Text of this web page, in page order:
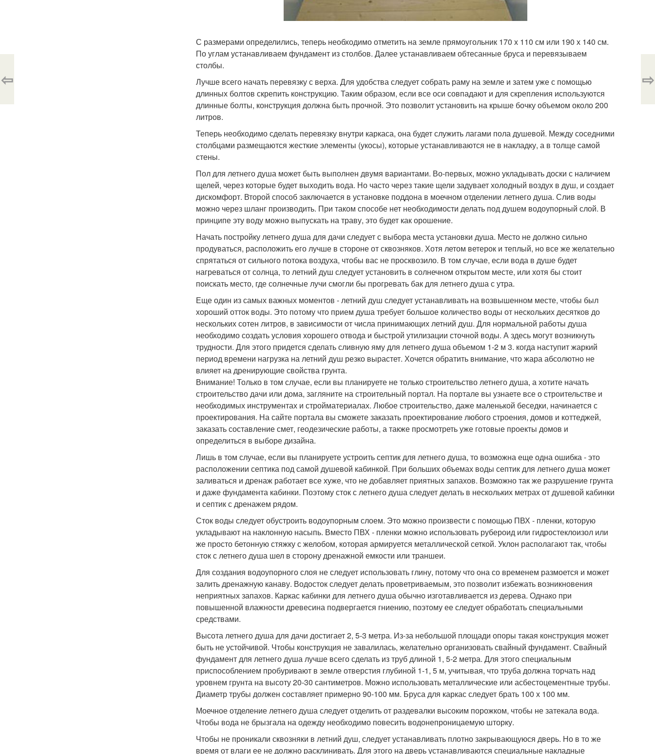
С размерами определились, теперь необходимо отметить на земле прямоугольник 170 х 110 см или 190 х 140 см.
По углам устанавливаем фундамент из столбов. Далее устанавливаем обтесанные бруса и перевязываем
столбы.
Лучше всего начать перевязку с верха. Для удобства следует собрать раму на земле и затем уже с помощью
длинных болтов скрепить конструкцию. Таким образом, если все оси совпадают и для скрепления используются
длинные болты, конструкция должна быть прочной. Это позволит установить на крыше бочку объемом около 200
литров.
Теперь необходимо сделать перевязку внутри каркаса, она будет служить лагами пола душевой. Между соседними
столбцами размещаются жесткие элементы (укосы), которые устанавливаются не в накладку, а в толще самой
стены.
Пол для летнего душа может быть выполнен двумя вариантами. Во-первых, можно укладывать доски с наличием
щелей, через которые будет выходить вода. Но часто через такие щели задувает холодный воздух в душ, и создает
дискомфорт. Второй способ заключается в установке поддона в моечном отделении летнего душа. Слив воды
можно через шланг производить. При таком способе нет необходимости делать под душем водоупорный слой. В
принципе эту воду можно выпускать на траву, это будет как орошение.
Начать постройку летнего душа для дачи следует с выбора места установки душа. Место не должно сильно
продуваться, расположить его лучше в стороне от сквозняков. Хотя летом ветерок и теплый, но все же желательно
спрятаться от сильного потока воздуха, чтобы вас не просквозило. В том случае, если вода в душе будет
нагреваться от солнца, то летний душ следует установить в солнечном открытом месте, или хотя бы стоит
поискать место, где солнечные лучи смогли бы прогревать бак для летнего душа с утра.
Еще один из самых важных моментов - летний душ следует устанавливать на возвышенном месте, чтобы был
хороший отток воды. Это потому что прием душа требует большое количество воды от нескольких десятков до
нескольких сотен литров, в зависимости от числа принимающих летний душ. Для нормальной работы душа
необходимо создать условия хорошего отвода и быстрой утилизации сточной воды. А здесь могут возникнуть
трудности. Для этого придется сделать сливную яму для летнего душа объемом 1-2 м 3. когда наступит жаркий
период времени нагрузка на летний душ резко вырастет. Хочется обратить внимание, что жара абсолютно не
влияет на дренирующие свойства грунта.
Внимание! Только в том случае, если вы планируете не только строительство летнего душа, а хотите начать
строительство дачи или дома, загляните на строительный портал. На портале вы узнаете все о строительстве и
необходимых инструментах и стройматериалах. Любое строительство, даже маленькой беседки, начинается с
проектирования. На сайте портала вы сможете заказать проектирование любого строения, домов и коттеджей,
заказать составление смет, геодезические работы, а также просмотреть уже готовые проекты домов и
определиться в выборе дизайна.
Лишь в том случае, если вы планируете устроить септик для летнего душа, то возможна еще одна ошибка - это
расположении септика под самой душевой кабинкой. При больших объемах воды септик для летнего душа может
заливаться и дренаж работает все хуже, что не добавляет приятных запахов. Возможно так же разрушение грунта
и даже фундамента кабинки. Поэтому сток с летнего душа следует делать в нескольких метрах от душевой кабинки
и септик с дренажем рядом.
Сток воды следует обустроить водоупорным слоем. Это можно произвести с помощью ПВХ - пленки, которую
укладывают на наклонную насыпь. Вместо ПВХ - пленки можно использовать рубероид или гидростеклоизол или
же просто бетонную стяжку с желобом, которая армируется металлической сеткой. Уклон располагают так, чтобы
сток с летнего душа шел в сторону дренажной емкости или траншеи.
Для создания водоупорного слоя не следует использовать глину, потому что она со временем размоется и может
залить дренажную канаву. Водосток следует делать проветриваемым, это позволит избежать возникновения
неприятных запахов. Каркас кабинки для летнего душа обычно изготавливается из дерева. Однако при
повышенной влажности древесина подвергается гниению, поэтому ее следует обработать специальными
средствами.
Высота летнего душа для дачи достигает 2, 5-3 метра. Из-за небольшой площади опоры такая конструкция может
быть не устойчивой. Чтобы конструкция не завалилась, желательно организовать свайный фундамент. Свайный
фундамент для летнего душа лучше всего сделать из труб длиной 1, 5-2 метра. Для этого специальным
приспособлением пробуривают в земле отверстия глубиной 1-1, 5 м, учитывая, что труба должна торчать над
уровнем грунта на высоту 20-30 сантиметров. Можно использовать металлические или асбестоцементные трубы.
Диаметр трубы должен составляет примерно 90-100 мм. Бруса для каркас следует брать 100 х 100 мм.
Моечное отделение летнего душа следует отделить от раздевалки высоким порожком, чтобы не затекала вода.
Чтобы вода не брызгала на одежду необходимо повесить водонепроницаемую шторку.
Чтобы не проникали сквозняки в летний душ, следует устанавливать плотно закрывающуюся дверь. Но в то же
время от влаги ее не должно расклинивать. Для этого на дверь устанавливаются специальные накладные
⇦ ⇨